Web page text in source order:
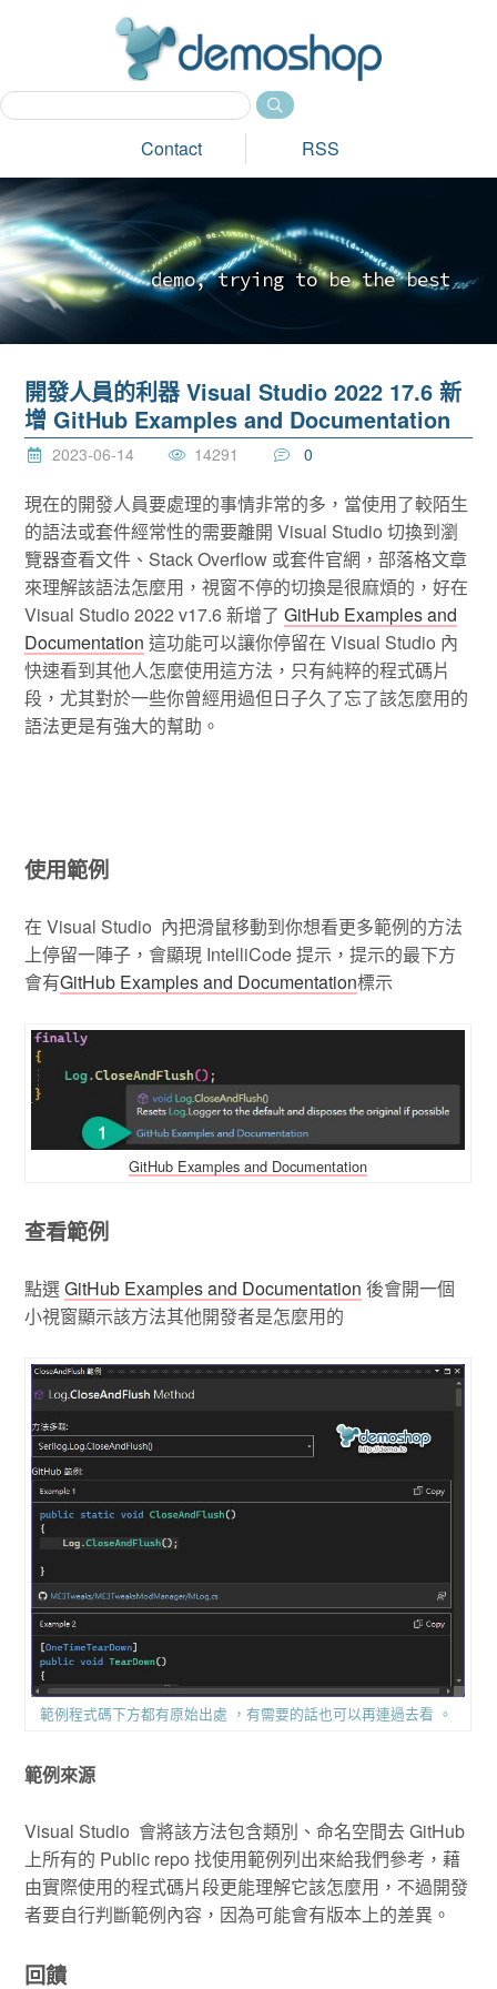
Contact RSS
demo, tryi ng to be the best_
開發人員的利器 Visual Studio 2022 17.6 新
增 GitHub Examples and Documentation
2023-06-14 14291 0
現在的開發人員要處理的事情非常的多，當使用了較陌生
的語法或套件經常性的需要離開 Visual Studio 切換到瀏
覽器查看文件、Stack Overflow 或套件官網，部落格文章
來理解該語法怎麼用，視窗不停的切換是很麻煩的，好在
Visual Studio 2022 v17.6 新增了GitHub Examples and
Documentation 這功能可以讓你停留在 Visual Studio 內
快速看到其他人怎麼使用這方法，只有純粹的程式碼片
段，尤其對於一些你曾經用過但日子久了忘了該怎麼用的
語法更是有強大的幫助。
使用範例
在 Visual Studio 內把滑鼠移動到你想看更多範例的方法
上停留一陣子，會顯現 IntelliCode 提示，提示的最下方
會有GitHub Examples and Documentation標示
GitHub Examples and Documentation
查看範例
點選GitHub Examples and Documentation 後會開一個
小視窗顯示該方法其他開發者是怎麼用的
範例程式碼下方都有原始出處 ，有需要的話也可以再連過去看 。
範例來源
Visual Studio 會將該方法包含類別、命名空間去 GitHub
上所有的 Public repo 找使用範例列出來給我們參考，藉
由實際使用的程式碼片段更能理解它該怎麼用，不過開發
者要自行判斷範例內容，因為可能會有版本上的差異。
回饋